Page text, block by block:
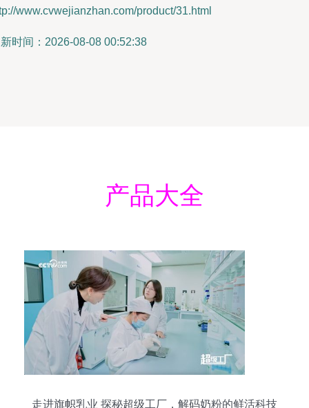
www.cvwejianzhan.com/product/31.html
时间：2026-08-08 00:52:38
产品大全
走进旗帜乳业 探秘超级工厂，解码奶粉的鲜活科技